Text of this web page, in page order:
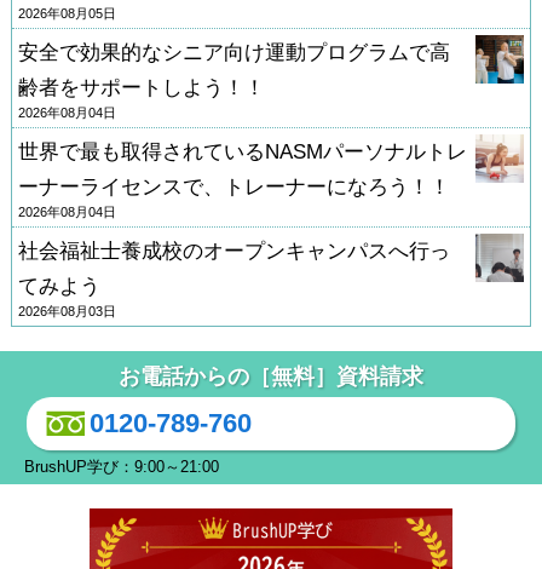
2026年08月05日
安全で効果的なシニア向け運動プログラムで高
齢者をサポートしよう！！
2026年08月04日
世界で最も取得されているNASMパーソナルトレ
ーナーライセンスで、トレーナーになろう！！
2026年08月04日
社会福祉士養成校のオープンキャンパスへ行っ
てみよう
2026年08月03日
お電話からの［無料］資料請求
0120-789-760
BrushUP学び：9:00～21:00